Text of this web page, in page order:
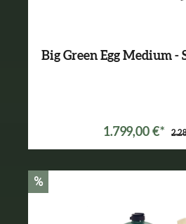
Big Green Egg Medium -
1.799,00 €*
%